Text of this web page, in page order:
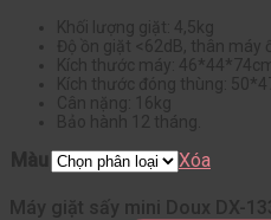
Khối lượng giặt: 4,5kg
Độ ồn giặt <62dB, thân máy
Kích thước máy:
Kích thước đóng thùng:
Cân nặng: 16kg
Bảo hành 12 tháng.
Màu Xóa
Máy giặt sấy mini Doux DX-